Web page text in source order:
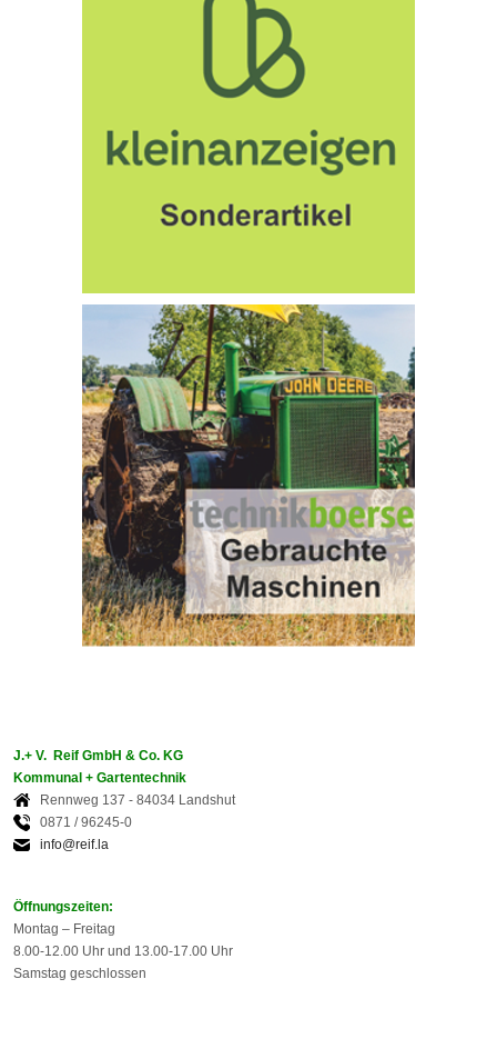
J.+ V. Reif GmbH & Co. KG
Kommunal + Gartentechnik
Rennweg 137 - 84034 Landshut
0871 / 96245-0
info@reif.la
Öffnungszeiten:
Montag – Freitag
8.00-12.00 Uhr und 13.00-17.00 Uhr
Samstag geschlossen